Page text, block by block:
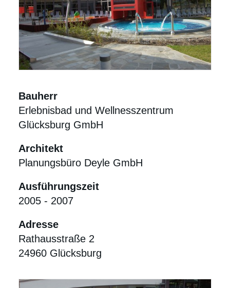
Bauherr
Erlebnisbad und Wellnesszentrum
Glücksburg GmbH
Architekt
Planungsbüro Deyle GmbH
Ausführungszeit
2005 - 2007
Adresse
Rathausstraße 2
24960 Glücksburg